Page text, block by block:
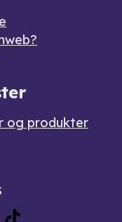
og produkter